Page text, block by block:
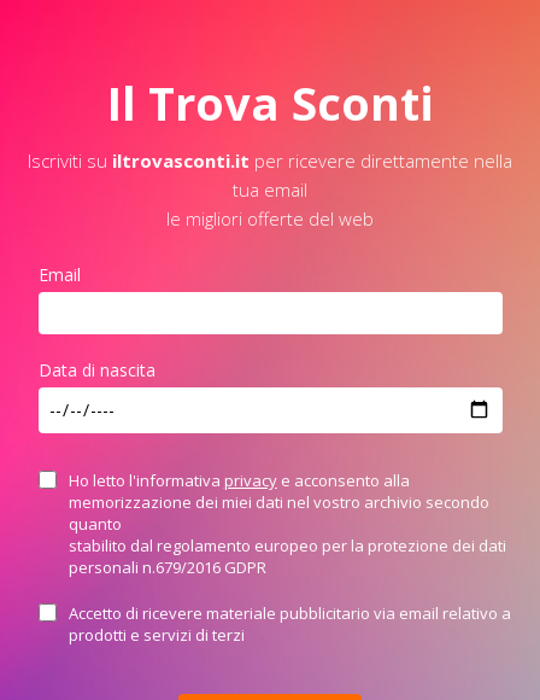
Il Trova Sconti
Iscriviti su iltrovasconti.it per ricevere direttamente nella
tua email
le migliori offerte del web
Email
Data di nascita
Ho letto l'informativa privacye acconsento alla
memorizzazione dei miei dati nel vostro archivio secondo
quanto
stabilito dal regolamento europeo per la protezione dei dati
personali n.679/2016 GDPR
Accetto di ricevere materiale pubblicitario via email relativo a
prodotti e servizi di terzi